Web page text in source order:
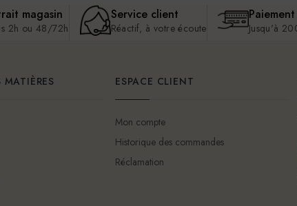
magasin
2h ou 48/72h
Service client
Réactif, à votre écoute Jusqu'à
ESPACE CLIENT
Mon compte
Historique des commandes
Réclamation